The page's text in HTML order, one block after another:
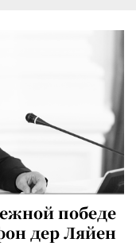
победе
дер Ляйен